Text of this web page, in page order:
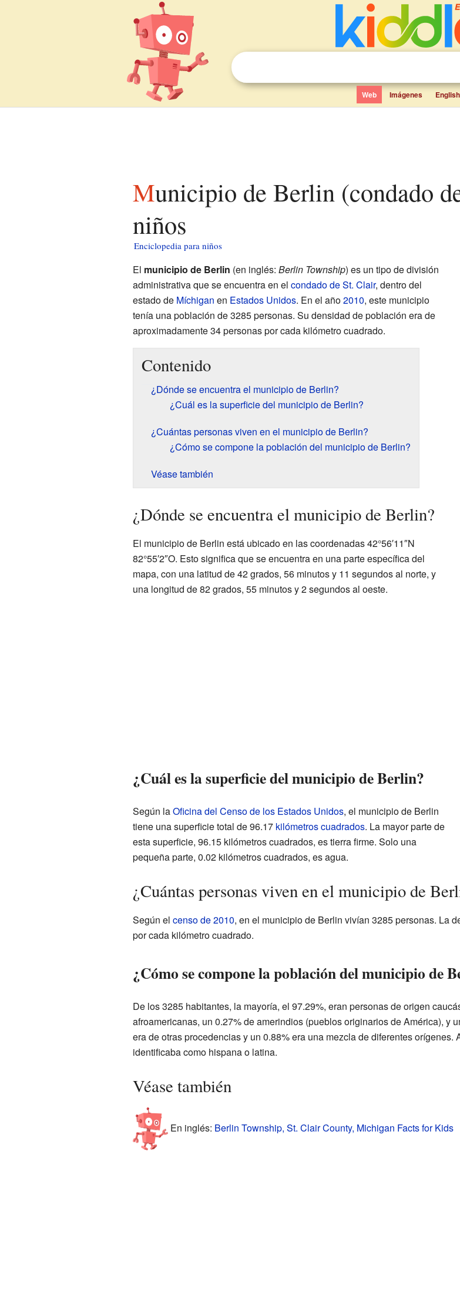
Web Imágenes English
Municipio de Berlin (condado de St. Clair) para
niños
Enciclopedia para niños
El municipio de Berlin (en inglés: Berlin Township) es un tipo de división
administrativa que se encuentra en el condado de St. Clair, dentro del
estado de Míchigan en Estados Unidos. En el año2010, este municipio
tenía una población de 3285 personas. Su densidad de población era de
aproximadamente 34 personas por cada kilómetro cuadrado.
Contenido
¿Dónde se encuentra el municipio de Berlin?
¿Cuál es la superficie del municipio de Berlin?
¿Cuántas personas viven en el municipio de Berlin?
¿Cómo se compone la población del municipio de Berlin?
Véase también
¿Dónde se encuentra el municipio de Berlin?
El municipio de Berlin está ubicado en las coordenadas 42°56′11″N
82°55′2″O. Esto significa que se encuentra en una parte específica del
mapa, con una latitud de 42 grados, 56 minutos y 11 segundos al norte, y
una longitud de 82 grados, 55 minutos y 2 segundos al oeste.
¿Cuál es la superficie del municipio de Berlin?
Según laOficina del Censo de los Estados Unidos, el municipio de Berlin
tiene una superficie total de 96.17 kilómetros cuadrados. La mayor parte de
esta superficie, 96.15 kilómetros cuadrados, es tierra firme. Solo una
pequeña parte, 0.02 kilómetros cuadrados, es agua.
¿Cuántas personas viven en el municipio de
Según el censo de 2010, en el municipio de Berlin vivían 3285 personas. La
por cada kilómetro cuadrado.
¿Cómo se compone la población del municipio de
De los 3285 habitantes, la mayoría, el 97.29%, eran personas de origen
afroamericanas, un 0.27% de amerindios (pueblos originarios de América), y
era de otras procedencias y un 0.88% era una mezcla de diferentes
identificaba como hispana o latina.
Véase también
En inglés: Berlin Township, St. Clair County, Michigan Facts for Kids